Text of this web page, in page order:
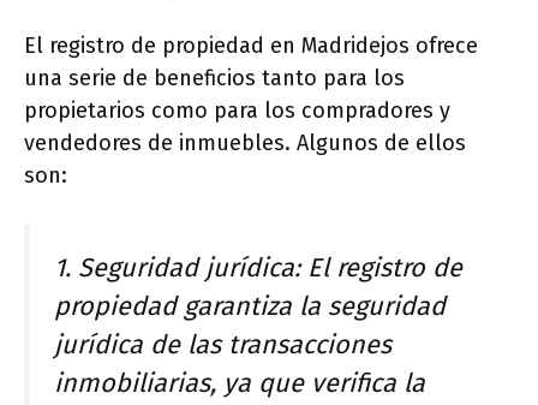
El registro de propiedad en Madridejos ofrece
una serie de beneficios tanto para los
propietarios como para los compradores y
vendedores de inmuebles. Algunos de ellos
son:
1. Seguridad jurídica: El registro de
propiedad garantiza la seguridad
jurídica de las transacciones
inmobiliarias, ya que verifica la